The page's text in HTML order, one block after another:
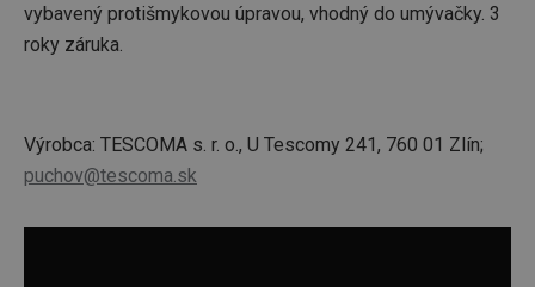
vybavený protišmykovou úpravou, vhodný do umývačky. 3
roky záruka.
Výrobca: TESCOMA s. r. o., U Tescomy 241, 760 01 Zlín;
puchov@tescoma.sk